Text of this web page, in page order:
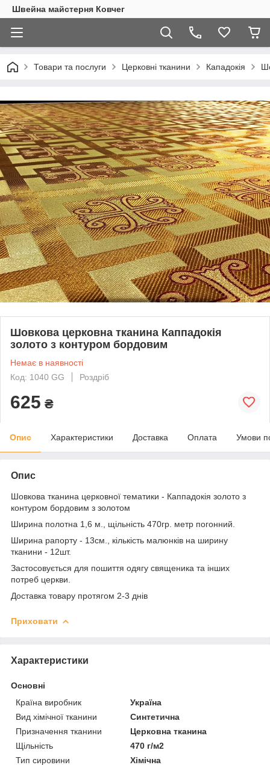
Швейна майстерня Ковчег
Товари та послуги Церковні тканини Кападокія
Шовкова церковна тканина Каппадокія
золото з контуром бордовим
Немає в наявності
Код: 1040 GG
Роздріб
625 ₴
Опис Характеристики Доставка Оплата Умови
Опис
Шовкова тканина церковної тематики - Каппадокія золото з
контуром бордовим з золотом
Ширина полотна 1,6 м., щільність 470гр. метр погонний.
Ширина рапорту - 13см., кількість малюнків на ширину
тканини - 12шт.
Застосовується для пошиття одягу священика та інших
потреб церкви.
Доставка товару протягом 2-3 днів
Приховати
Характеристики
Основні
Країна виробник
Україна
Вид хімічної тканини
Синтетична
Призначення тканини
Церковна тканина
Щільність
470 г/м2
Тип сировини
Хімічна